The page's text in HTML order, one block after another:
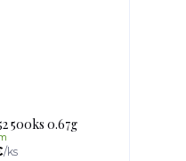
500ks 0.67g
/ks